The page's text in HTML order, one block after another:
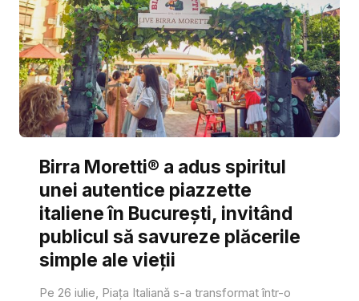
Birra Moretti® a adus spiritul
unei autentice piazzette
italiene în București, invitând
publicul să savureze plăcerile
simple ale vieții
Pe 26 iulie, Piața Italiană s-a transformat într-o